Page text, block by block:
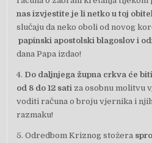
nas izvjestite je li netko u toj
slučaju da neko oboli od novog
papinski apostolski blagoslov i
dana Papa izdao!
4. Do daljnjega župna crkva će
od 8 do 12 sati za osobnu molitvu
voditi računa o broju vjernika i
razmaku!
5. Odredbom Kriznog stožera